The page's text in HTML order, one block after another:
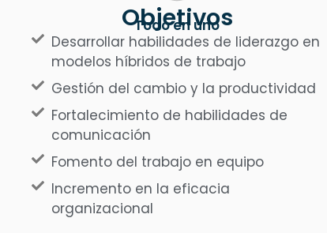
Objetivos
Todo en uno
Desarrollar habilidades de liderazgo en
modelos híbridos de trabajo
Gestión del cambio y la productividad
Fortalecimiento de habilidades de
comunicación
Fomento del trabajo en equipo
Incremento en la eficacia
organizacional